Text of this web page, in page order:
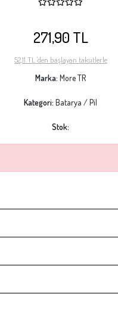
271,90 TL
52,11 TL 'den başlayan taksitlerle
Marka:More TR
Kategori:Batarya / Pil
Stok: